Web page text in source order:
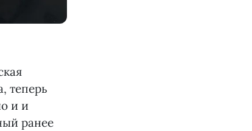
теперь
и и
ранее